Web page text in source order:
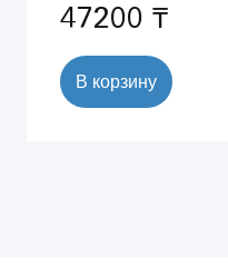
47200 ₸
В корзину